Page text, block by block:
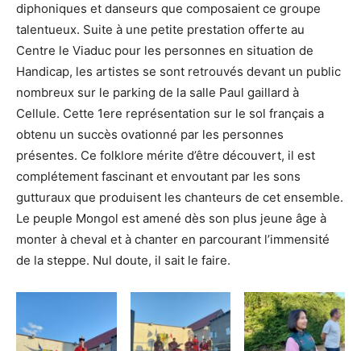
diphoniques et danseurs que composaient ce groupe
talentueux. Suite à une petite prestation offerte au
Centre le Viaduc pour les personnes en situation de
Handicap, les artistes se sont retrouvés devant un public
nombreux sur le parking de la salle Paul gaillard à
Cellule. Cette 1ere représentation sur le sol français a
obtenu un succès ovationné par les personnes
présentes. Ce folklore mérite d’être découvert, il est
complétement fascinant et envoutant par les sons
gutturaux que produisent les chanteurs de cet ensemble.
Le peuple Mongol est amené dès son plus jeune âge à
monter à cheval et à chanter en parcourant l’immensité
de la steppe. Nul doute, il sait le faire.